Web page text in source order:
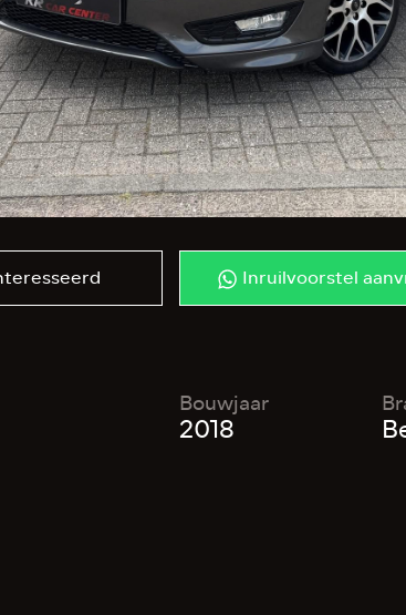
Inruilvoorstel
Bouwjaar
2018